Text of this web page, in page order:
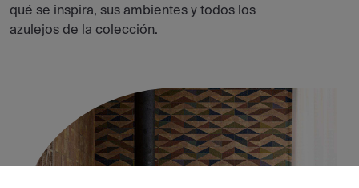
qué se inspira, sus ambientes y todos los
azulejos de la colección.